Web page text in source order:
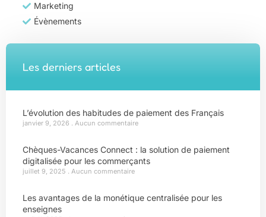
Marketing
Évènements
Les derniers articles
L’évolution des habitudes de paiement des Français
janvier 9, 2026 Aucun commentaire
Chèques-Vacances Connect : la solution de paiement
digitalisée pour les commerçants
juillet 9, 2025 Aucun commentaire
Les avantages de la monétique centralisée pour les
enseignes